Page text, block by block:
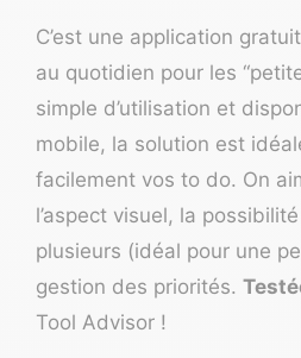
C’est une application
au quotidien pour les
simple d’utilisation et
mobile, la solution est
facilement vos to do. On
l’aspect visuel, la
plusieurs (idéal pour une
gestion des priorités.
Tool Advisor !